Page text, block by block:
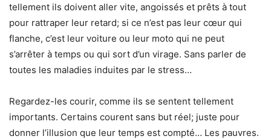
tellement ils doivent aller vite, angoissés et prêts à tout
pour rattraper leur retard; si ce n’est pas leur cœur qui
flanche, c’est leur voiture ou leur moto qui ne peut
s’arrêter à temps ou qui sort d’un virage. Sans parler de
toutes les maladies induites par le stress…
Regardez-les courir, comme ils se sentent tellement
importants. Certains courent sans but réel; juste pour
donner l’illusion que leur temps est compté… Les pauvres.